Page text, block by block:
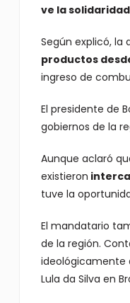
ve la
Según explicó,
productos
ingreso de
El presidente de
gobiernos de la
Aunque aclaró
existieron
tuve la
El mandatario
de la región.
ideológicamente
Lula da Silva en